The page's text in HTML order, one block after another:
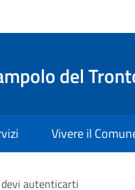
del
Vivere il
devi autenticarti